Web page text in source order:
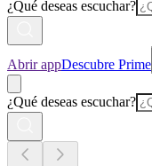
¿Qué deseas escuchar?
Abrir appDescubre Prime
¿Qué deseas escuchar?